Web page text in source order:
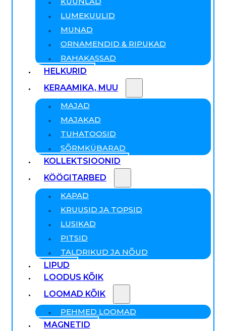
LUMEKUULID
MUNAD
ORNAMENDID & RIPUKAD
RAHAKASSAD
HELKURID
KERAAMIKA, MUU
MAJAD
MAJAKAD
TUHATOOSID
SÕRMKÜBARAD
KOLLEKTSIOONID
KÖÖGITARBED
KAPAD
KRUUSID JA TOPSID
LUSIKAD
PITSID
TALDRIKUD JA NÕUD
LIPUD
LOODUS KÕIK
LOOMAD KÕIK
PEHMED LOOMAD
MAGNETID